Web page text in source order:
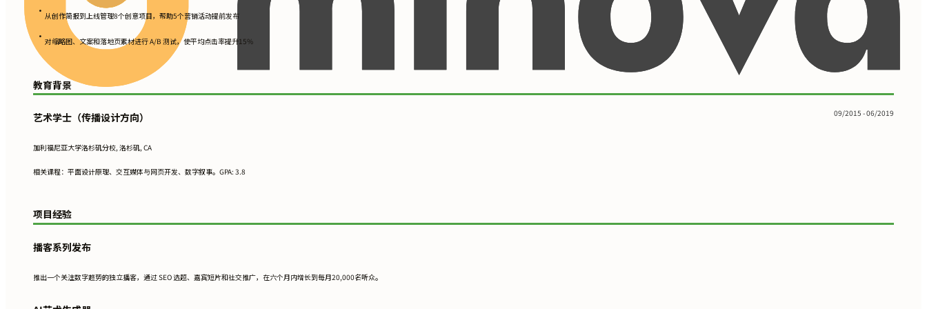
• 从创作简报到上线管理8个创意项目，帮助5个营销活动提前发布
• 对缩略图、文案和落地页素材进行 A/B 测试，使平均点击率提升15%
教育背景
艺术学士（传播设计方向） 09/2015 - 06/2019
加利福尼亚大学洛杉矶分校, 洛杉矶, CA
相关课程：平面设计原理、交互媒体与网页开发、数字叙事。GPA: 3.8
项目经验
播客系列发布
推出一个关注数字趋势的独立播客，通过 SEO 选题、嘉宾短片和社交推广，在六个月内增长到每月20,000名听众。